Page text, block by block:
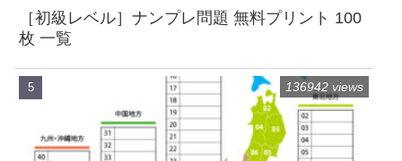
［初級レベル］ナンプレ問題 無料プリント 100
枚 一覧
136942 views